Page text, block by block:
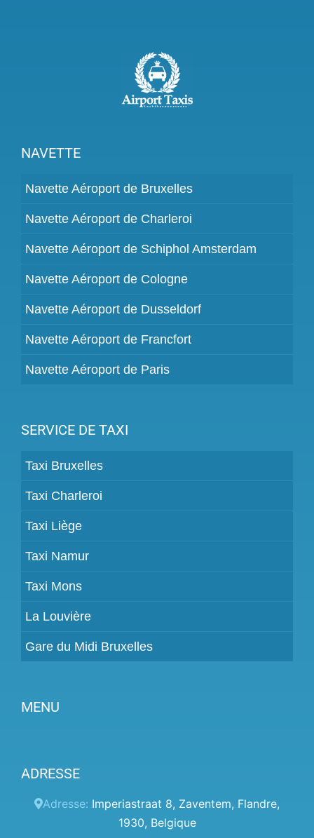
NAVETTE
Navette Aéroport de Bruxelles
Navette Aéroport de Charleroi
Navette Aéroport de Schiphol Amsterdam
Navette Aéroport de Cologne
Navette Aéroport de Dusseldorf
Navette Aéroport de Francfort
Navette Aéroport de Paris
SERVICE DE TAXI
Taxi Bruxelles
Taxi Charleroi
Taxi Liège
Taxi Namur
Taxi Mons
La Louvière
Gare du Midi Bruxelles
MENU
Tarifs
Espace Client
ADRESSE
Adresse: Imperiastraat 8, Zaventem, Flandre,
1930, Belgique